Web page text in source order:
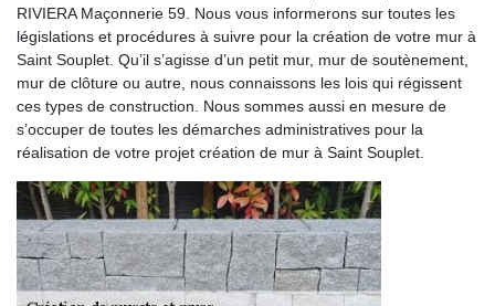
RIVIERA Maçonnerie 59. Nous vous informerons sur toutes les
législations et procédures à suivre pour la création de votre mur à
Saint Souplet. Qu’il s’agisse d’un petit mur, mur de soutènement,
mur de clôture ou autre, nous connaissons les lois qui régissent
ces types de construction. Nous sommes aussi en mesure de
s’occuper de toutes les démarches administratives pour la
réalisation de votre projet création de mur à Saint Souplet.